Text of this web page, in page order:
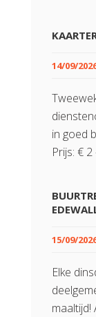
14/09/
in goed
Prijs: €
15/09/
Elke
maaltijd!